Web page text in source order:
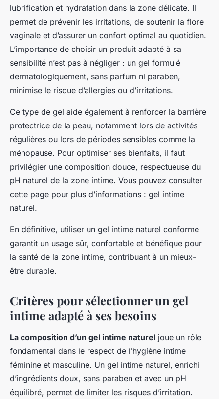
lubrification et hydratation dans la zone délicate. Il
permet de prévenir les irritations, de soutenir la flore
vaginale et d’assurer un confort optimal au quotidien.
L’importance de choisir un produit adapté à sa
sensibilité n’est pas à négliger : un gel formulé
dermatologiquement, sans parfum ni paraben,
minimise le risque d’allergies ou d’irritations.
Ce type de gel aide également à renforcer la barrière
protectrice de la peau, notamment lors de activités
régulières ou lors de périodes sensibles comme la
ménopause. Pour optimiser ses bienfaits, il faut
privilégier une composition douce, respectueuse du
pH naturel de la zone intime. Vous pouvez consulter
cette page pour plus d’informations : gel intime
naturel.
En définitive, utiliser un gel intime naturel conforme
garantit un usage sûr, confortable et bénéfique pour
la santé de la zone intime, contribuant à un mieux-
être durable.
Critères pour sélectionner un gel
intime adapté à ses besoins
La composition d’un gel intime naturel joue un rôle
fondamental dans le respect de l’hygiène intime
féminine et masculine. Un gel intime naturel, enrichi
d’ingrédients doux, sans paraben et avec un pH
équilibré, permet de limiter les risques d’irritation.